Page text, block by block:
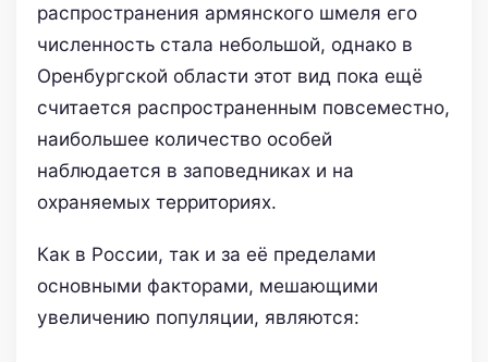
распространения армянского шмеля его
численность стала небольшой, однако в
Оренбургской области этот вид пока ещё
считается распространенным повсеместно,
наибольшее количество особей
наблюдается в заповедниках и на
охраняемых территориях.
Как в России, так и за её пределами
основными факторами, мешающими
увеличению популяции, являются: